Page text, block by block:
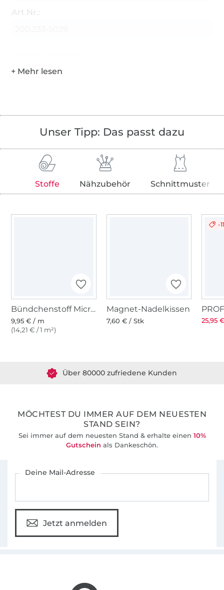
Art.Nr.:
Unser Tipp: Das passt dazu
Stoffe Nähzubehör Schnittmuster
Bündchenstoff Micro Streifenliebe, blau - hellblau
9,95 € / m
(14,21 € / 1 m²)
Magnet-Nadelkissen
7,60 € / Stk
-
25,95
Über 80000 zufriedene Kunden
MÖCHTEST DU IMMER AUF DEM NEUESTEN
STAND SEIN?
Sei immer auf dem neuesten Stand & erhalte einen 10%
Gutschein als Dankeschön.
Deine Mail-Adresse
Jetzt anmelden